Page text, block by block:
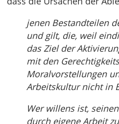
jenen Bestandteilen
und gilt, die, weil
das Ziel der
mit den
Moralvorstellungen
Arbeitskultur nicht in
Wer willens ist,
durch eigene Arbeit